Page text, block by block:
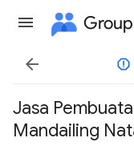

Jasa
Mandailing